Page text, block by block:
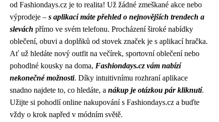
od Fashiondays.cz je to realita! Už žádné zmeškané akce nebo
výprodeje – s aplikací máte přehled o nejnovějších trendech a
slevách přímo ve svém telefonu. Procházení široké nabídky
oblečení, obuvi a doplňků od stovek značek je s aplikací hračka.
Ať už hledáte nový outfit na večírek, sportovní oblečení nebo
pohodlné kousky na doma, Fashiondays.cz vám nabízí
nekonečné možnosti. Díky intuitivnímu rozhraní aplikace
snadno najdete to, co hledáte, a nákup je otázkou pár kliknutí.
Užijte si pohodlí online nakupování s Fashiondays.cz a buďte
vždy o krok napřed v módním světě.